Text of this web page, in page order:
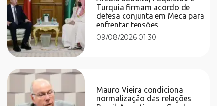
Turquia firmam acordo de
defesa conjunta em Meca para
enfrentar tensões
09/08/2026 01:30
Mauro Vieira condiciona
normalização das relações